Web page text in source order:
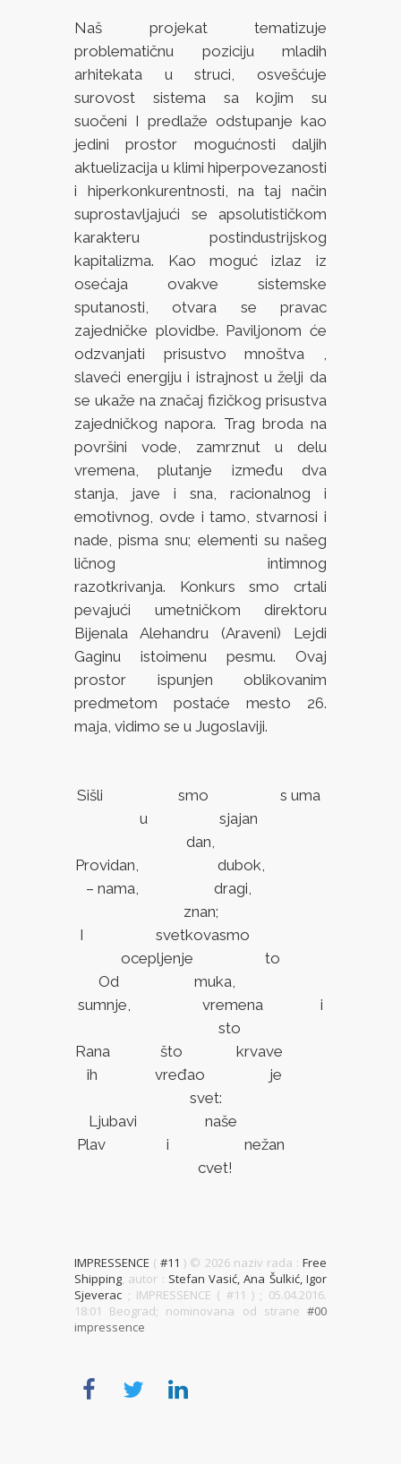
Naš projekat tematizuje
problematičnu poziciju mladih
arhitekata u struci, osvešćuje
surovost sistema sa kojim su
suočeni I predlaže odstupanje kao
jedini prostor mogućnosti daljih
aktuelizacija u klimi hiperpovezanosti
i hiperkonkurentnosti, na taj način
suprostavljajući se apsolutističkom
karakteru postindustrijskog
kapitalizma. Kao moguć izlaz iz
osećaja ovakve sistemske
sputanosti, otvara se pravac
zajedničke plovidbe. Paviljonom će
odzvanjati prisustvo mnoštva ,
slaveći energiju i istrajnost u želji da
se ukaže na značaj fizičkog prisustva
zajedničkog napora. Trag broda na
površini vode, zamrznut u delu
vremena, plutanje između dva
stanja, jave i sna, racionalnog i
emotivnog, ovde i tamo, stvarnosi i
nade, pisma snu; elementi su našeg
ličnog intimnog
razotkrivanja. Konkurs smo crtali
pevajući umetničkom direktoru
Bijenala Alehandru (Araveni) Lejdi
Gaginu istoimenu pesmu. Ovaj
prostor ispunjen oblikovanim
predmetom postaće mesto 26.
maja, vidimo se u Jugoslaviji.
Sišli smo s uma
u sjajan
dan,
Providan, dubok,
– nama, dragi,
znan;
I svetkovasmo
ocepljenje to
Od muka,
sumnje, vremena i
sto
Rana što krvave
ih vređao je
svet:
Ljubavi naše
Plav i nežan
cvet!
IMPRESSENCE (#11) © 2026 naziv rada : Free
Shipping, autor : Stefan Vasić, Ana Šulkić, Igor
Sjeverac ; IMPRESSENCE ( #11 ) ; 05.04.2016.
18:01 Beograd; nominovana od strane #00
impressence